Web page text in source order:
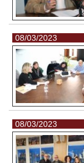
08/03/2023
08/03/2023